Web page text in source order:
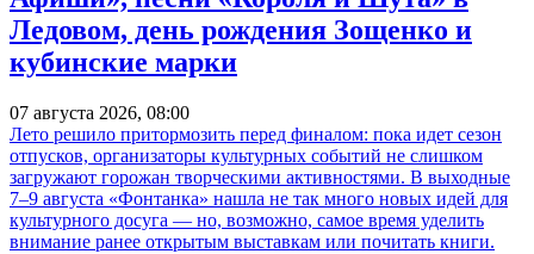
Ледовом, день рождения Зощенко и
кубинские марки
07 августа 2026, 08:00
Лето решило притормозить перед финалом: пока идет сезон
отпусков, организаторы культурных событий не слишком
загружают горожан творческими активностями. В выходные
7–9 августа «Фонтанка» нашла не так много новых идей для
культурного досуга — но, возможно, самое время уделить
внимание ранее открытым выставкам или почитать книги.